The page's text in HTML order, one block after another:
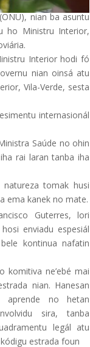
nian ba asuntu
ho Ministru Interior,
Interior hodi fó
nian oinsá atu
Vila-Verde, sesta
internasionál
Saúde no ohin
rai laran tanba iha
natureza tomak husi
ema kanek no mate.
Guterres, lori
enviadu espesiál
kontinua nafatin
komitiva ne’ebé mai
nian. Hanesan
aprende no hetan
sira, tanba
legál atu
estrada foun